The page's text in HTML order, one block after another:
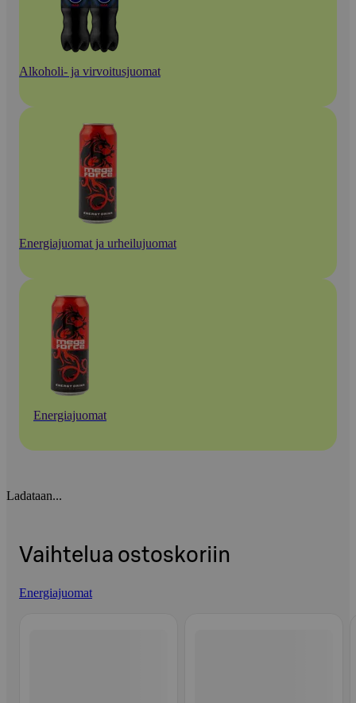
Alkoholi- ja virvoitusjuomat
Energiajuomat ja urheilujuomat
Energiajuomat
Ladataan...
Vaihtelua ostoskoriin
Energiajuomat